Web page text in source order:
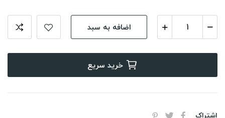
اضافه به سبد
خرید سریع
اشتراک